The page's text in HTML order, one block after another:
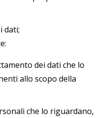
dati;
dei dati che lo
allo scopo della
che lo riguardano,